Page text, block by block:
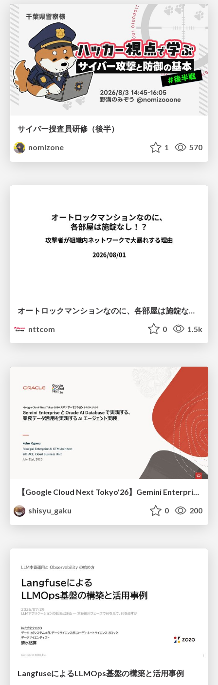
サイバー捜査員研修（後半）
nomizone
1 570
nttcom
0 1.5k
【Google Cloud Next Tokyo'26】Gemini Enterprise と Oracle AI Database で実現する、 業務データ活用を実現する AI エージェント実装
shisyu_gaku
0 200
LangfuseによるLLMOps基盤の構築と活用事例